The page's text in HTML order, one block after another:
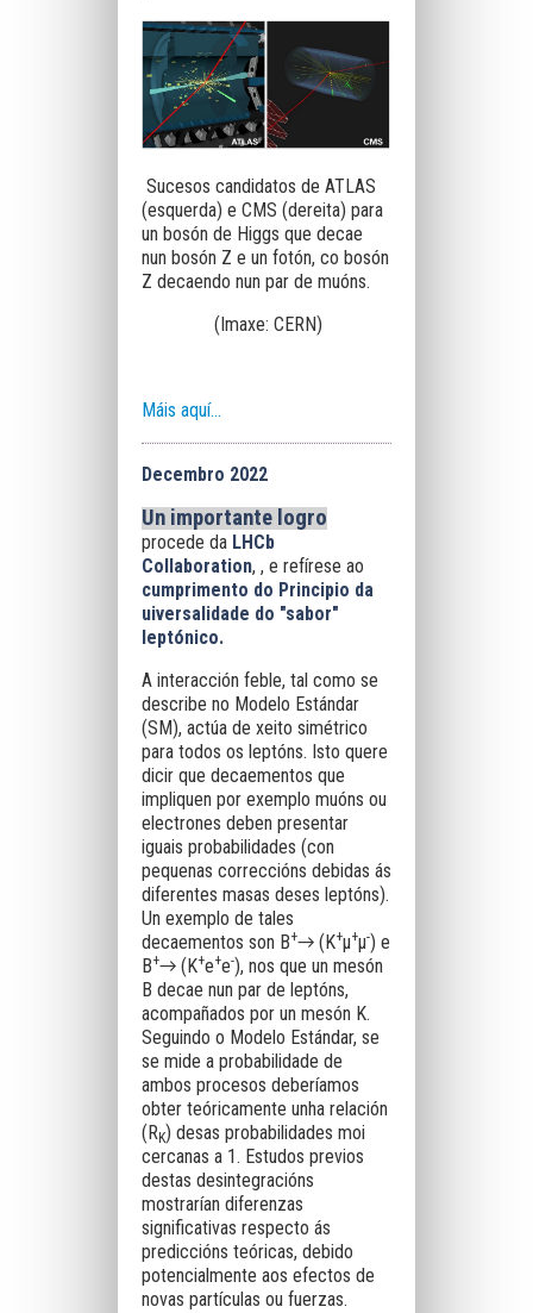
Sucesos candidatos de ATLAS
(esquerda) e CMS (dereita) para
un bosón de Higgs que decae
nun bosón Z e un fotón, co bosón
Z decaendo nun par de muóns.
(Imaxe: CERN)
Máis aquí...
Decembro 2022
Un importante logro
procede da LHCb
Collaboration, , e refírese ao
cumprimento do Principio da
uiversalidade do "sabor"
leptónico.
A interacción feble, tal como se
describe no Modelo Estándar
(SM), actúa de xeito simétrico
para todos os leptóns. Isto quere
dicir que decaementos que
impliquen por exemplo muóns ou
electrones deben presentar
iguais probabilidades (con
pequenas correccións debidas ás
diferentes masas deses leptóns).
Un exemplo de tales
decaementos son B+→ (K+μ+μ-) e
B+→ (K+e+e-), nos que un mesón
B decae nun par de leptóns,
acompañados por un mesón K.
Seguindo o Modelo Estándar, se
se mide a probabilidade de
ambos procesos deberíamos
obter teóricamente unha relación
(RK) desas probabilidades moi
cercanas a 1. Estudos previos
destas desintegracións
mostrarían diferenzas
significativas respecto ás
prediccións teóricas, debido
potencialmente aos efectos de
novas partículas ou fuerzas.